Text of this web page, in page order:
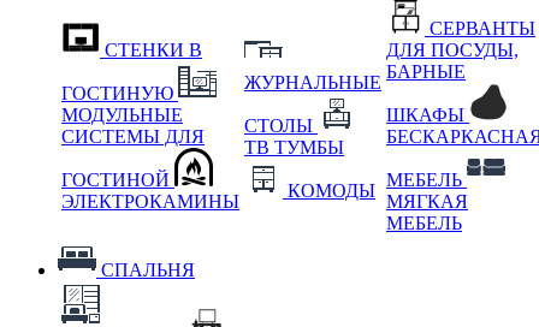
СТЕНКИ В
ГОСТИНУЮ
МОДУЛЬНЫЕ
СИСТЕМЫ ДЛЯ
ГОСТИНОЙ
ЭЛЕКТРОКАМИНЫ
ЖУРНАЛЬНЫЕ
СТОЛЫ
ТВ ТУМБЫ
КОМОДЫ
СЕРВАНТЫ
ДЛЯ ПОСУДЫ,
БАРНЫЕ
ШКАФЫ
МЕБЕЛЬ
МЯГКАЯ
МЕБЕЛЬ
СПАЛЬНЯ